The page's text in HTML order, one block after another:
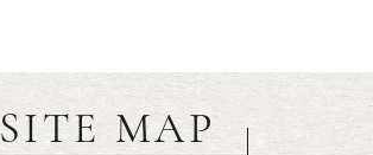
SITE MAP